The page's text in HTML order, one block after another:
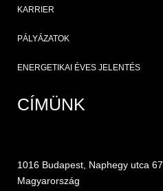
KARRIER
PÁLYÁZATOK
ENERGETIKAI ÉVES JELENTÉS
CÍMÜNK
1016 Budapest, Naphegy utca 67.
Magyarország